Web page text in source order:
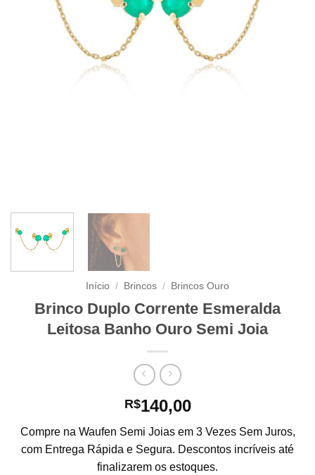
Início / Brincos / Brincos Ouro
Brinco Duplo Corrente Esmeralda
Leitosa Banho Ouro Semi Joia
R$140,00
Compre na Waufen Semi Joias em 3 Vezes Sem Juros,
com Entrega Rápida e Segura. Descontos incríveis até
finalizarem os estoques.